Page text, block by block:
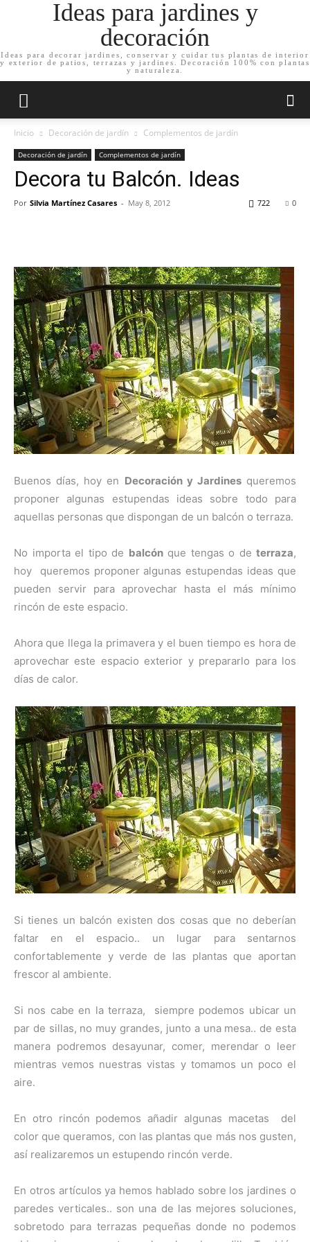
Ideas para jardines y
decoración
Ideas para decorar jardines, conservar y cuidar tus plantas de interior
y exterior de patios, terrazas y jardines. Decoración 100% con plantas
y naturaleza.
Inicio Decoración de jardín Complementos de jardín
Decoración de jardín Complementos de jardín
Decora tu Balcón. Ideas
Por Silvia Martínez Casares - May 8, 2012 0
722
Buenos días, hoy en Decoración y Jardinesqueremos
proponer algunas estupendas ideas sobre todo para
aquellas personas que dispongan de un balcón o terraza.
No importa el tipo de balcónque tengas o de terraza,
hoy queremos proponer algunas estupendas ideas que
pueden servir para aprovechar hasta el más mínimo
rincón de este espacio.
Ahora que llega la primavera y el buen tiempo es hora de
aprovechar este espacio exterior y prepararlo para los
días de calor.
Si tienes un balcón existen dos cosas que no deberían
faltar en el espacio.. un lugar para sentarnos
confortablemente y verde de las plantas que aportan
frescor al ambiente.
Si nos cabe en la terraza, siempre podemos ubicar un
par de sillas, no muy grandes, junto a una mesa.. de esta
manera podremos desayunar, comer, merendar o leer
mientras vemos nuestras vistas y tomamos un poco el
aire.
En otro rincón podemos añadir algunas macetas del
color que queramos, con las plantas que más nos gusten,
así realizaremos un estupendo rincón verde.
En otros artículos ya hemos hablado sobre los jardines o
paredes verticales.. son una de las mejores soluciones,
sobretodo para terrazas pequeñas donde no podemos